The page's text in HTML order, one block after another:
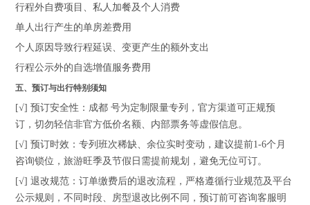
行程外自费项目、私人加餐及个人消费
单人出行产生的单房差费用
个人原因导致行程延误、变更产生的额外支出
行程公示外的自选增值服务费用
五、预订与出行特别须知
[√] 预订安全性：成都 号为定制限量专列，官方渠道可正规预
订，切勿轻信非官方低价名额、内部票务等虚假信息。
[√] 预订时效：专列班次稀缺、余位实时变动，建议提前1-6个月
咨询锁位，旅游旺季及节假日需提前规划，避免无位可订。
[√] 退改规范：订单缴费后的退改流程，严格遵循行业规范及平台
公示规则，不同时段、房型退改比例不同，预订前可咨询客服明